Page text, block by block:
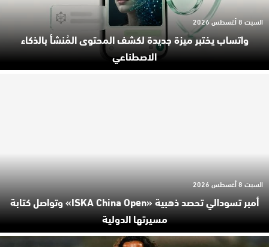
واتساب يختبر ميزة جديدة لكشف المحتوى المُنشأ بالذكاء
الاصطناعي
السبت 8 أغسطس 2026
أمبر تسودالي تحصد ذهبية «ISKA China Open» وتواصل كتابة
مسيرتها الدولية
السبت 8 أغسطس 2026